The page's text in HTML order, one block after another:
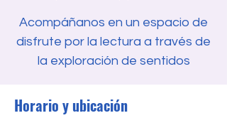
Acompáñanos en un espacio de
disfrute por la lectura a través de
la exploración de sentidos
Horario y ubicación